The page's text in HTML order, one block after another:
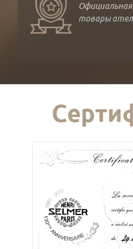
Официальная
товары